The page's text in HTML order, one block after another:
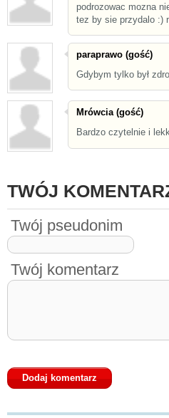
podrozowac mozna
tez by sie przydalo :)
paraprawo (gość)
Gdybym tylko był
Mrówcia (gość)
Bardzo czytelnie i
TWÓJ
Twój pseudonim
Twój komentarz